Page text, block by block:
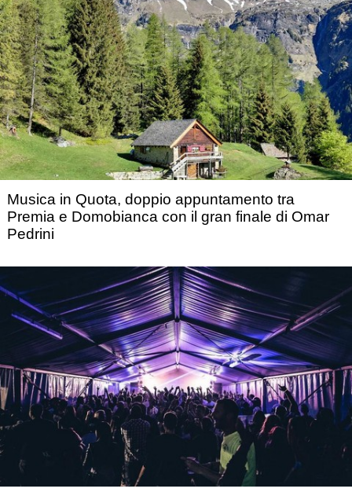
Musica in Quota, doppio appuntamento tra
Premia e Domobianca con il gran finale di Omar
Pedrini